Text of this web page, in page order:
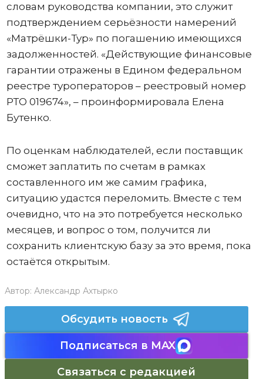
словам руководства компании, это служит
подтверждением серьёзности намерений
«Матрёшки-Тур» по погашению имеющихся
задолженностей. «Действующие финансовые
гарантии отражены в Едином федеральном
реестре туроператоров – реестровый номер
РТО 019674», – проинформировала Елена
Бутенко.
По оценкам наблюдателей, если поставщик
сможет заплатить по счетам в рамках
составленного им же самим графика,
ситуацию удастся переломить. Вместе с тем
очевидно, что на это потребуется несколько
месяцев, и вопрос о том, получится ли
сохранить клиентскую базу за это время, пока
остаётся открытым.
Автор: Александр Ахтырко
Обсудить новость
Подписаться в MAX
Связаться с редакцией